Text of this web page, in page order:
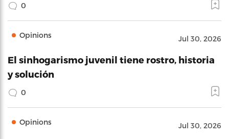
0
Opinions Jul 30, 2026
El sinhogarismo juvenil tiene rostro, historia
y solución
0
Opinions Jul 30, 2026